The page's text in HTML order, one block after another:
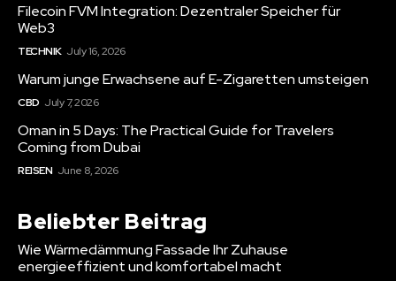
Filecoin FVM Integration: Dezentraler Speicher für
Web3
TECHNIK July 16, 2026
Warum junge Erwachsene auf E-Zigaretten umsteigen
CBD July 7, 2026
Oman in 5 Days: The Practical Guide for Travelers
Coming from Dubai
REISEN June 8, 2026
Beliebter Beitrag
Wie Wärmedämmung Fassade Ihr Zuhause
energieeffizient und komfortabel macht